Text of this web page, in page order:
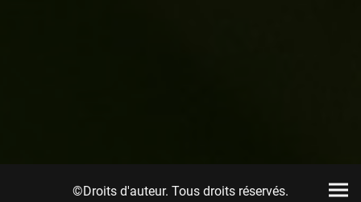
©Droits d'auteur. Tous droits réservés.